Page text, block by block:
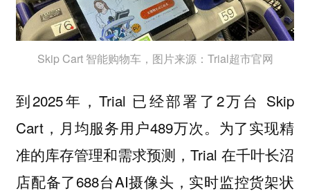
Skip Cart 智能购物车，图片来源：Trial超市官网
到2025年，Trial 已经部署了2万台 Skip
Cart，月均服务用户489万次。为了实现精
准的库存管理和需求预测，Trial 在千叶长沼
店配备了688台AI摄像头，实时监控货架状